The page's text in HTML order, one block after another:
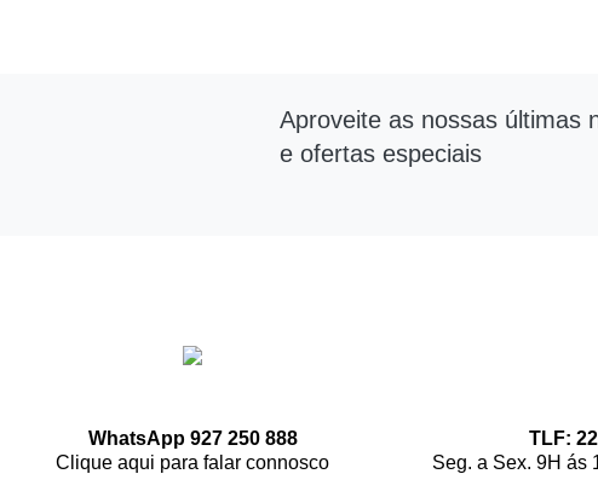
Aproveite as nossas últimas
e ofertas especiais
WhatsApp 927 250 888
Clique aqui para falar connosco
TLF:
Seg. a Sex. 9H ás